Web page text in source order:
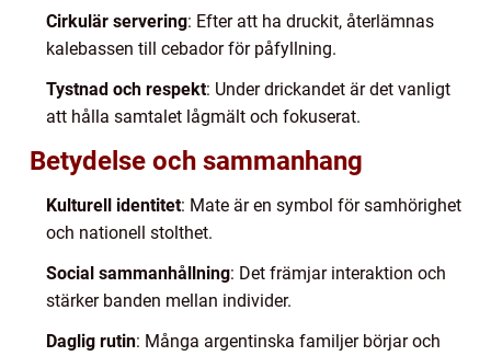
Cirkulär servering: Efter att ha druckit, återlämnas
kalebassen till cebador för påfyllning.
Tystnad och respekt: Under drickandet är det vanligt
att hålla samtalet lågmält och fokuserat.
Betydelse och sammanhang
Kulturell identitet: Mate är en symbol för samhörighet
och nationell stolthet.
Social sammanhållning: Det främjar interaktion och
stärker banden mellan individer.
Daglig rutin: Många argentinska familjer börjar och